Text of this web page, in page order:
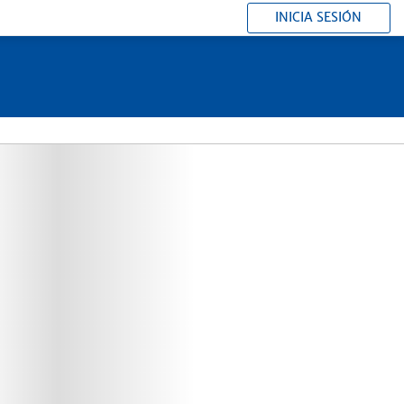
INICIA SESIÓN